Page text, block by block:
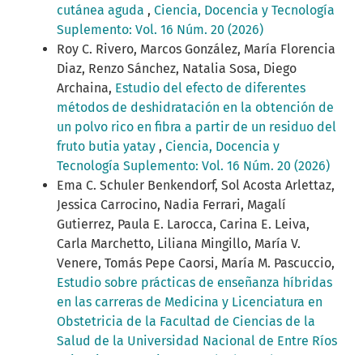
cutánea aguda , Ciencia, Docencia y Tecnología
Suplemento: Vol. 16 Núm. 20 (2026)
Roy C. Rivero, Marcos González, María Florencia
Diaz, Renzo Sánchez, Natalia Sosa, Diego
Archaina, Estudio del efecto de diferentes
métodos de deshidratación en la obtención de
un polvo rico en fibra a partir de un residuo del
fruto butia yatay , Ciencia, Docencia y
Tecnología Suplemento: Vol. 16 Núm. 20 (2026)
Ema C. Schuler Benkendorf, Sol Acosta Arlettaz,
Jessica Carrocino, Nadia Ferrari, Magalí
Gutierrez, Paula E. Larocca, Carina E. Leiva,
Carla Marchetto, Liliana Mingillo, María V.
Venere, Tomás Pepe Caorsi, María M. Pascuccio,
Estudio sobre prácticas de enseñanza híbridas
en las carreras de Medicina y Licenciatura en
Obstetricia de la Facultad de Ciencias de la
Salud de la Universidad Nacional de Entre Ríos